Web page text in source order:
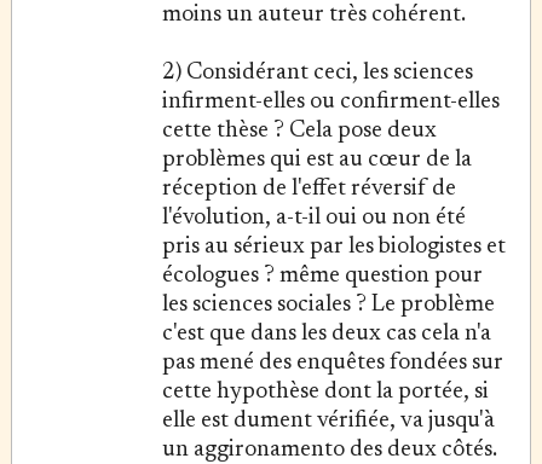
moins un auteur très cohérent.
2) Considérant ceci, les sciences
infirment-elles ou confirment-elles
cette thèse ? Cela pose deux
problèmes qui est au cœur de la
réception de l'effet réversif de
l'évolution, a-t-il oui ou non été
pris au sérieux par les biologistes et
écologues ? même question pour
les sciences sociales ? Le problème
c'est que dans les deux cas cela n'a
pas mené des enquêtes fondées sur
cette hypothèse dont la portée, si
elle est dument vérifiée, va jusqu'à
un aggironamento des deux côtés.